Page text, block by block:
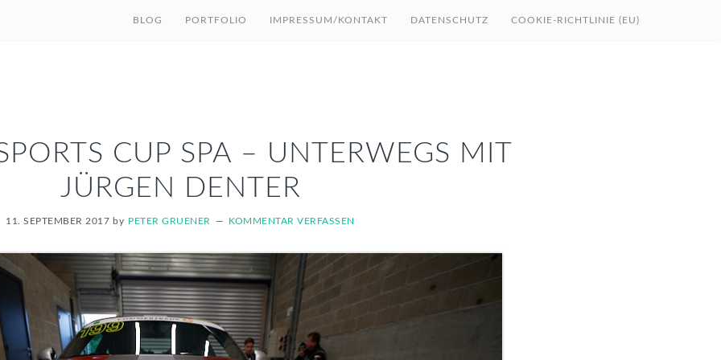
BLOG PORTFOLIO IMPRESSUM/KONTAKT DATENSCHUTZ COOKIE-RICHTLINIE (EU)
CUP SPA – UNTERWEGS MIT
JÜRGEN DENTER
11. SEPTEMBER 2017 by PETER GRUENER KOMMENTAR VERFASSEN